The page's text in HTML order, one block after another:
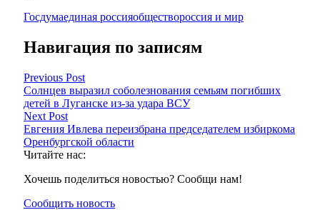
Госдумаединая россияобществороссия и мир
Навигация по записям
Previous Post
Солнцев выразил соболезнования семьям погибших
детей в Луганске из-за удара ВСУ
Next Post
Евгения Ивлева переизбрана председателем избиркома
Оренбургской области
Читайте нас:
Хочешь поделиться новостью? Сообщи нам!
Сообщить новость